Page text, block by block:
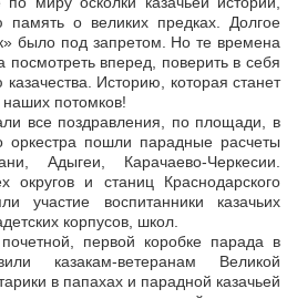
память о великих предках. Долгое
было под запретом. Но те времена
вперед, поверить в себя
Историю, которая станет
потомков!
все поздравления, по площади, в
оркестра пошли парадные расчеты
Адыгеи, Карачаево-Черкесии.
округов и станиц Краснодарского
участие воспитанники казачьих
корпусов, школ.
первой коробке парада в
казакам-ветеранам Великой
в папахах и парадной казачьей